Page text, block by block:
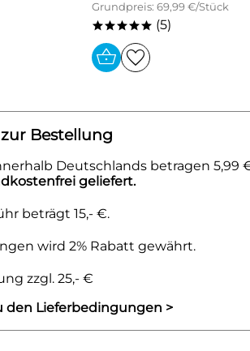
Grundpreis: 69,99 €/Stück
***** (5)
Bestellung
Deutschlands betragen 5,99
geliefert.
beträgt 15,- €.
wird 2% Rabatt gewährt.
zzgl. 25,- €
den Lieferbedingungen >